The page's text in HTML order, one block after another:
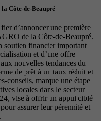
Côte-de-Beaupré
d’annoncer une première
de la Côte-de-Beaupré.
soutien financier important
et d’une offre
nouvelles tendances du
de prêt à un taux réduit et
conseils, marque une étape
locales dans le secteur
vise à offrir un appui ciblé
assurer leur pérennité et